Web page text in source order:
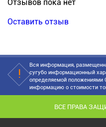
Отзывов пока нет
Оставить отзыв
Вся информация,
сугубо информационный
определяемой положениями
информацию о стоимости
ВСЕ ПРАВА